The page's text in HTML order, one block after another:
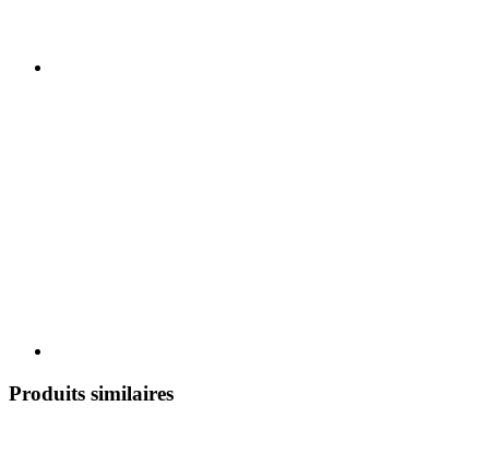
Produits similaires